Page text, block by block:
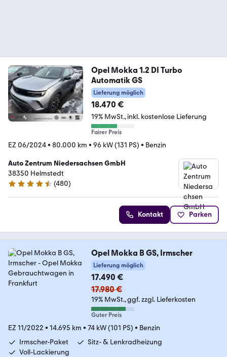
Opel Mokka 1.2 DI Turbo
Automatik GS
Lieferung möglich
18.470 €
19% MwSt. inkl. kostenlose Lieferung
Fairer Preis
EZ 06/2024• 80.000 km • 96 kW (131 PS) • Benzin
Auto Zentrum Niedersachsen GmbH
38350 Helmstedt
4.5 Sterne
(480)
Kontakt Parken
Opel Mokka B GS, Irmscher
Lieferung möglich
17.490 €
17.980 €
19% MwSt. ggf. zzgl. Lieferkosten
Guter Preis
EZ 11/2022 • 14.695 km • 74 kW (101 PS) • Benzin
Irmscher-Paket
Sitz- & Lenkradheizung
Voll-Lackierung